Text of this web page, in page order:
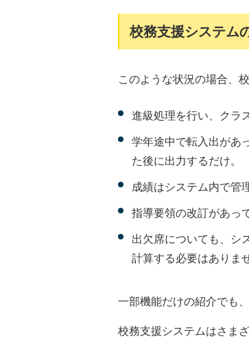
校務支援システム
このような状況の場合、
進級処理を行い、クラ
学年途中で転入出があ
た後に出力するだけ。
成績はシステム内で管
指導要領の改訂があっ
出欠席についても、シ
計算する必要はありま
一部機能だけの紹介でも
校務支援システムはさま